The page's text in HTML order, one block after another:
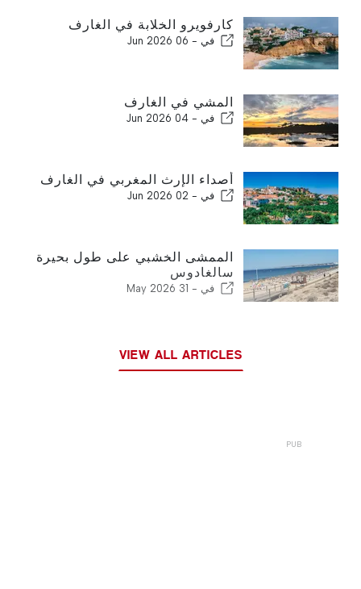
كارفويرو الخلابة في الغارف
في - 06 Jun 2026
المشي في الغارف
في - 04 Jun 2026
أصداء الإرث المغربي في الغارف
في - 02 Jun 2026
الممشى الخشبي على طول بحيرة
سالغادوس
في - 31 May 2026
VIEW ALL ARTICLES